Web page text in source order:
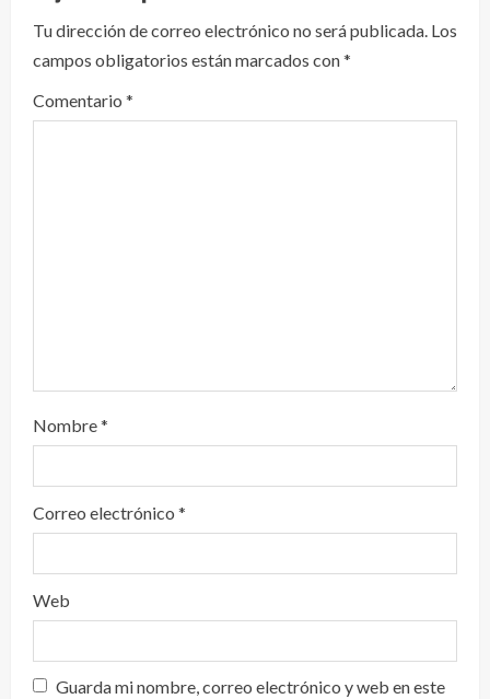
y
e
n
Tu dirección de correo electrónico no será publicada. Los
campos obligatorios están marcados con*
Comentario *
Nombre*
Correo electrónico *
Web
Guarda mi nombre, correo electrónico y web en este